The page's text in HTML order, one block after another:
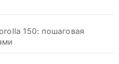
150: пошаговая